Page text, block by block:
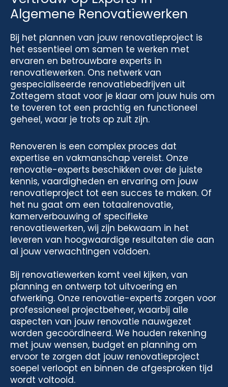
Algemene Renovatiewerken
Bij het plannen van jouw renovatieproject is
het essentieel om samen te werken met
ervaren en betrouwbare experts in
renovatiewerken. Ons netwerk van
gespecialiseerde renovatiebedrijven uit
Zottegem staat voor je klaar om jouw huis om
te toveren tot een prachtig en functioneel
geheel, waar je trots op zult zijn.
Renoveren is een complex proces dat
expertise en vakmanschap vereist. Onze
renovatie-experts beschikken over de juiste
kennis, vaardigheden en ervaring om jouw
renovatieproject tot een succes te maken. Of
het nu gaat om een totaalrenovatie,
kamerverbouwing of specifieke
renovatiewerken, wij zijn bekwaam in het
leveren van hoogwaardige resultaten die aan
al jouw verwachtingen voldoen.
Bij renovatiewerken komt veel kijken, van
planning en ontwerp tot uitvoering en
afwerking. Onze renovatie-experts zorgen voor
professioneel projectbeheer, waarbij alle
aspecten van jouw renovatie nauwgezet
worden gecoördineerd. We houden rekening
met jouw wensen, budget en planning om
ervoor te zorgen dat jouw renovatieproject
soepel verloopt en binnen de afgesproken tijd
wordt voltooid.